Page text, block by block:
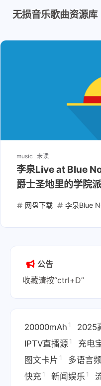
无损音乐歌曲资源库
music 未读
李泉Live at Blue
爵士圣地里的学院
网盘下载 李泉Blue
公告
收藏请按“ctrl+D”
20000mAh 1 2025
IPTV直播源 1 充电
图文卡片 1 多语言
快充 1 新闻娱乐 1